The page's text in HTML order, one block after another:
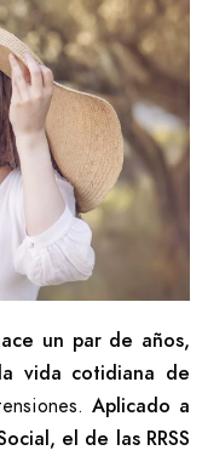
un par de años,
vida cotidiana de
Aplicado a
el de las RRSS